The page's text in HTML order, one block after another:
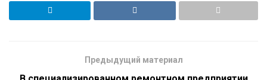
Предыдущий материал